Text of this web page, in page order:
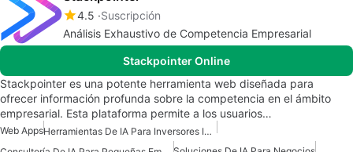
4.5 Suscripción
Análisis Exhaustivo de Competencia Empresarial
Stackpointer Online
Stackpointer es una potente herramienta web diseñada para
ofrecer información profunda sobre la competencia en el ámbito
empresarial. Esta plataforma permite a los usuarios…
Web Apps
Herramientas De IA Para Inversores Inmobiliarios